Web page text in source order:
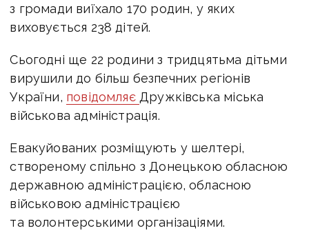
з громади виїхало 170 родин, у яких
виховується 238 дітей.
Сьогодні ще 22 родини з тридцятьма дітьми
вирушили до більш безпечних регіонів
України, повідомляє Дружківська міська
військова адміністрація.
Евакуйованих розміщують у шелтері,
створеному спільно з Донецькою обласною
державною адміністрацією, обласною
військовою адміністрацією
та волонтерськими організаціями.